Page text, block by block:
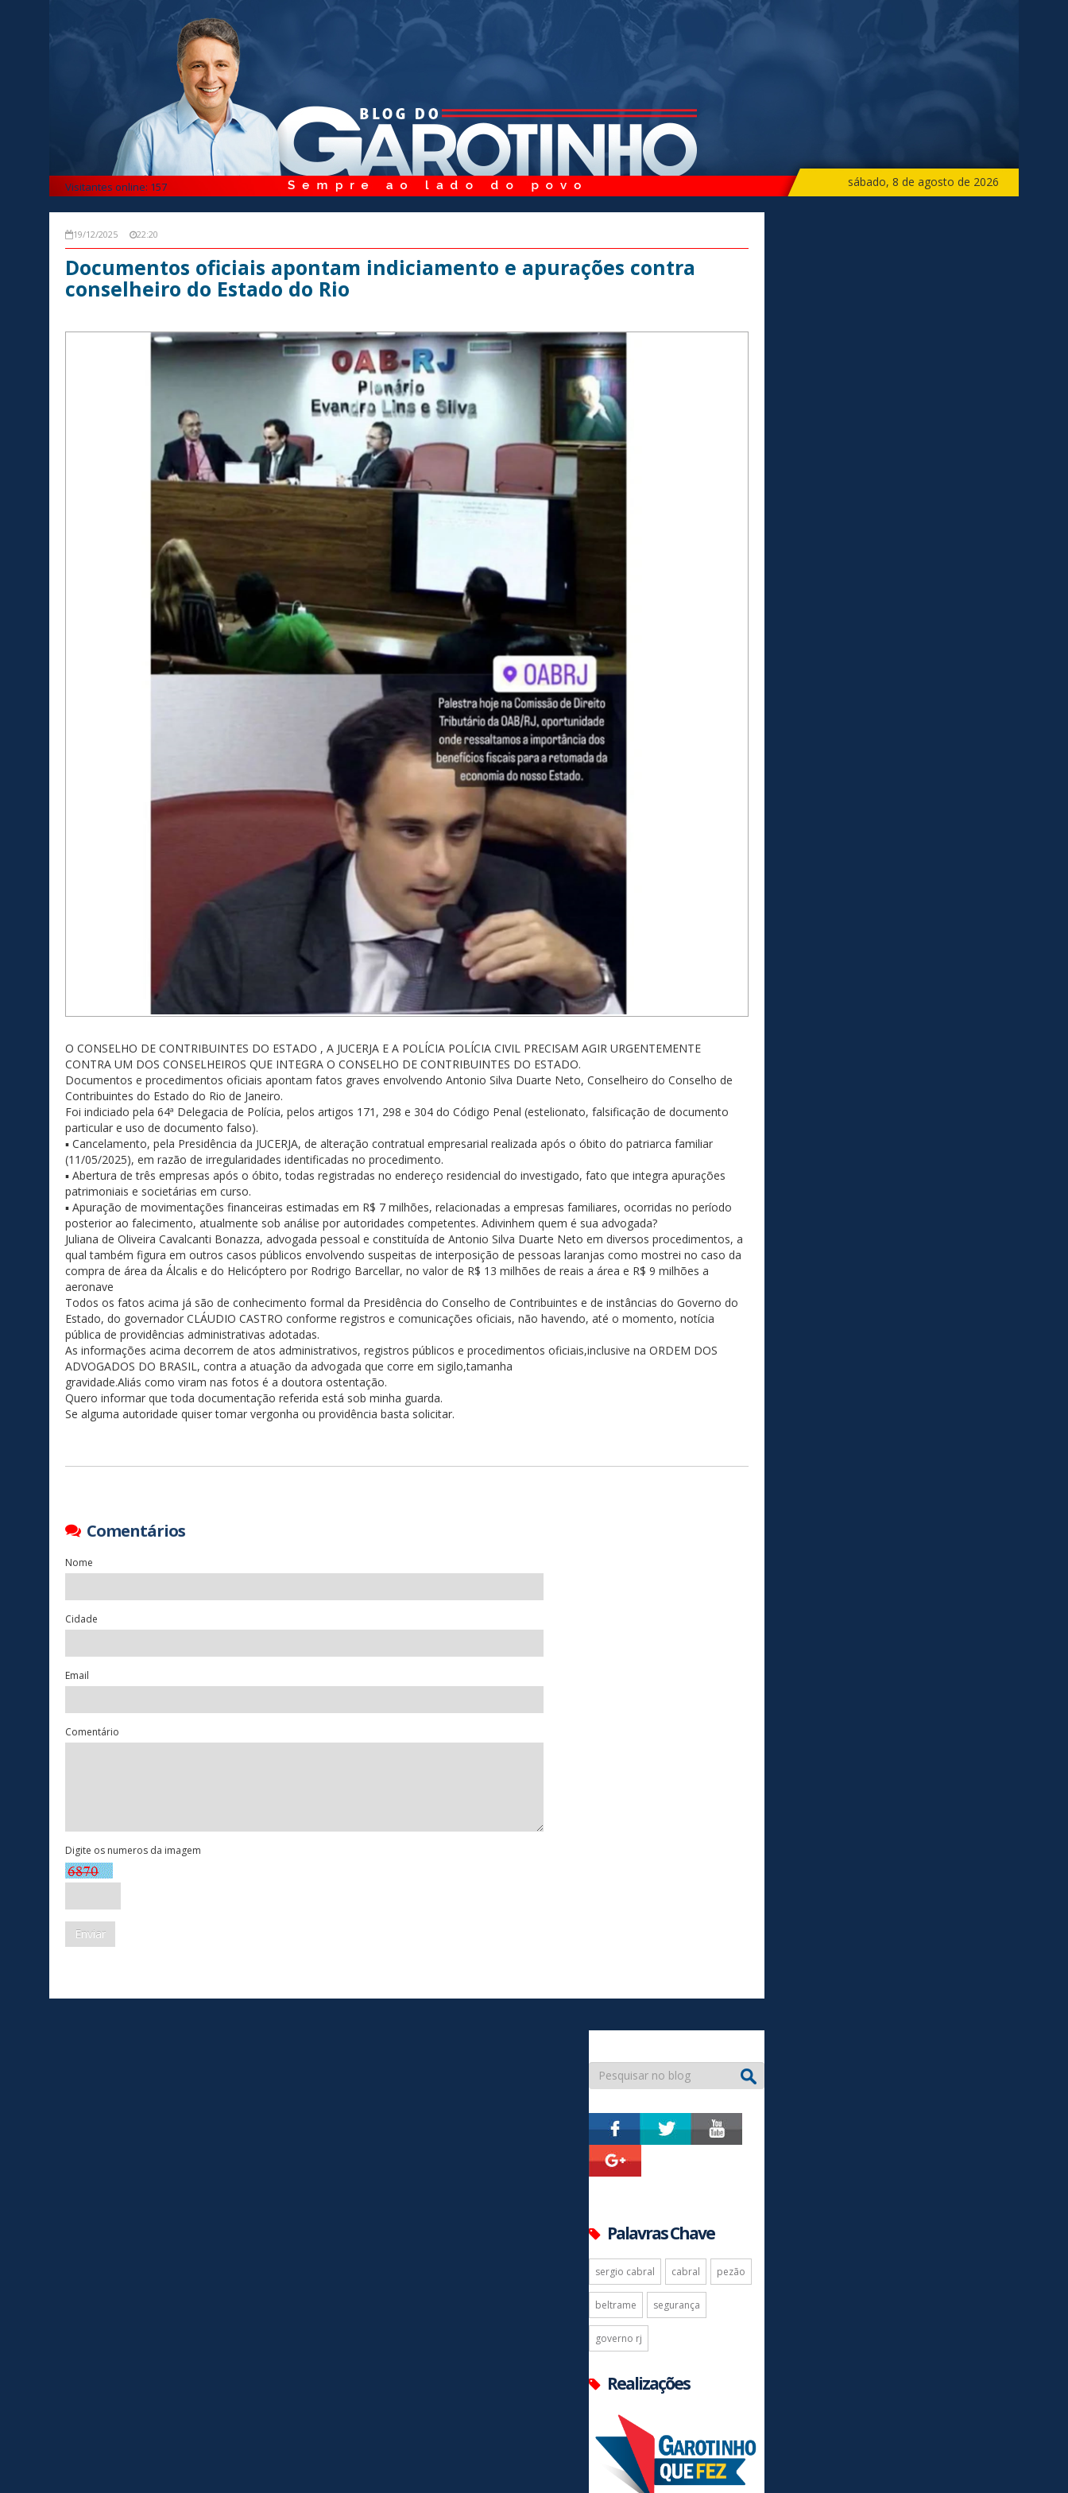
Visitantes online: 157 sábado, 8 de agosto de 2026
19/12/2025 22:20
Documentos oficiais apontam indiciamento e apurações contra
conselheiro do Estado do Rio
O CONSELHO DE CONTRIBUINTES DO ESTADO , A JUCERJA E A POLÍCIA POLÍCIA CIVIL PRECISAM AGIR URGENTEMENTE
CONTRA UM DOS CONSELHEIROS QUE INTEGRA O CONSELHO DE CONTRIBUINTES DO ESTADO.
Documentos e procedimentos oficiais apontam fatos graves envolvendo Antonio Silva Duarte Neto, Conselheiro do Conselho de
Contribuintes do Estado do Rio de Janeiro.
Foi indiciado pela 64ª Delegacia de Polícia, pelos artigos 171, 298 e 304 do Código Penal (estelionato, falsificação de documento
particular e uso de documento falso).
▪ Cancelamento, pela Presidência da JUCERJA, de alteração contratual empresarial realizada após o óbito do patriarca familiar
(11/05/2025), em razão de irregularidades identificadas no procedimento.
▪ Abertura de três empresas após o óbito, todas registradas no endereço residencial do investigado, fato que integra apurações
patrimoniais e societárias em curso.
▪ Apuração de movimentações financeiras estimadas em R$ 7 milhões, relacionadas a empresas familiares, ocorridas no período
posterior ao falecimento, atualmente sob análise por autoridades competentes. Adivinhem quem é sua advogada?
Juliana de Oliveira Cavalcanti Bonazza, advogada pessoal e constituída de Antonio Silva Duarte Neto em diversos procedimentos, a
qual também figura em outros casos públicos envolvendo suspeitas de interposição de pessoas laranjas como mostrei no caso da
compra de área da Álcalis e do Helicóptero por Rodrigo Barcellar, no valor de R$ 13 milhões de reais a área e R$ 9 milhões a
aeronave
Todos os fatos acima já são de conhecimento formal da Presidência do Conselho de Contribuintes e de instâncias do Governo do
Estado, do governador CLÁUDIO CASTRO conforme registros e comunicações oficiais, não havendo, até o momento, notícia
pública de providências administrativas adotadas.
As informações acima decorrem de atos administrativos, registros públicos e procedimentos oficiais,inclusive na ORDEM DOS
ADVOGADOS DO BRASIL, contra a atuação da advogada que corre em sigilo,tamanha
gravidade.Aliás como viram nas fotos é a doutora ostentação.
Quero informar que toda documentação referida está sob minha guarda.
Se alguma autoridade quiser tomar vergonha ou providência basta solicitar.
Comentários
Nome
Cidade
Email
Comentário
Digite os numeros da imagem
Palavras Chave
sergio cabral cabral pezão
beltrame segurança
governo rj
Realizações